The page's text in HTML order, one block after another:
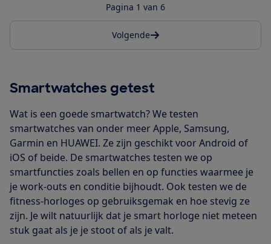
Pagina 1 van 6
Volgende
Smartwatches getest
Wat is een goede smartwatch? We testen
smartwatches van onder meer Apple, Samsung,
Garmin en HUAWEI. Ze zijn geschikt voor Android of
iOS of beide. De smartwatches testen we op
smartfuncties zoals bellen en op functies waarmee je
je work-outs en conditie bijhoudt. Ook testen we de
fitness-horloges op gebruiksgemak en hoe stevig ze
zijn. Je wilt natuurlijk dat je smart horloge niet meteen
stuk gaat als je je stoot of als je valt.